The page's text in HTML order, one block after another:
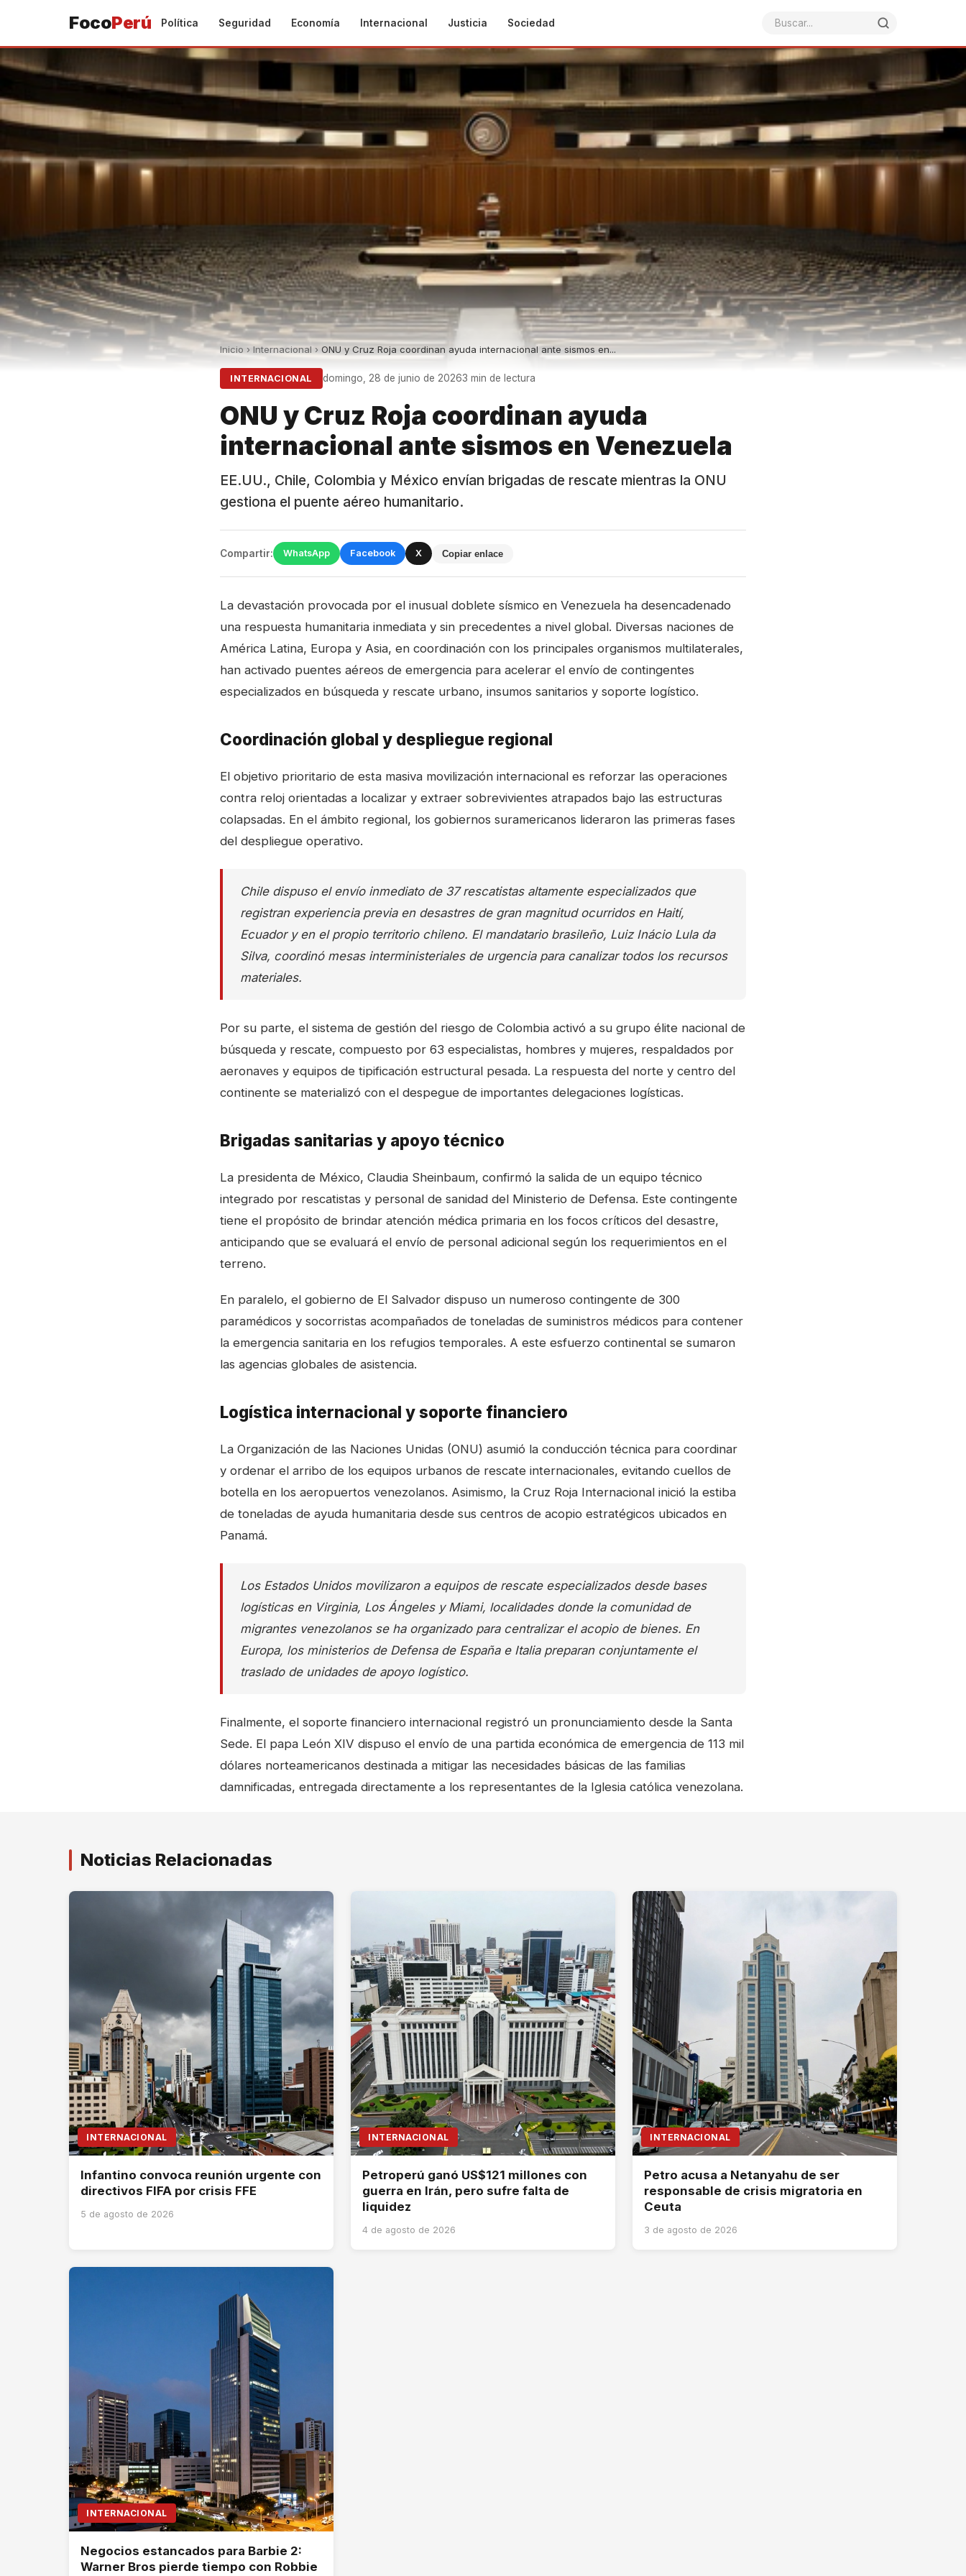
FocoPerú Política Seguridad Economía Internacional Justicia Sociedad
Inicio › Internacional › ONU y Cruz Roja coordinan ayuda internacional ante sismos en...
INTERNACIONAL domingo, 28 de junio de 20263 min de lectura
ONU y Cruz Roja coordinan ayuda
internacional ante sismos en Venezuela
EE.UU., Chile, Colombia y México envían brigadas de rescate mientras la ONU
gestiona el puente aéreo humanitario.
Compartir: WhatsApp Facebook X Copiar enlace
La devastación provocada por el inusual doblete sísmico en Venezuela ha desencadenado
una respuesta humanitaria inmediata y sin precedentes a nivel global. Diversas naciones de
América Latina, Europa y Asia, en coordinación con los principales organismos multilaterales,
han activado puentes aéreos de emergencia para acelerar el envío de contingentes
especializados en búsqueda y rescate urbano, insumos sanitarios y soporte logístico.
Coordinación global y despliegue regional
El objetivo prioritario de esta masiva movilización internacional es reforzar las operaciones
contra reloj orientadas a localizar y extraer sobrevivientes atrapados bajo las estructuras
colapsadas. En el ámbito regional, los gobiernos suramericanos lideraron las primeras fases
del despliegue operativo.
Chile dispuso el envío inmediato de 37 rescatistas altamente especializados que
registran experiencia previa en desastres de gran magnitud ocurridos en Haití,
Ecuador y en el propio territorio chileno. El mandatario brasileño, Luiz Inácio Lula da
Silva, coordinó mesas interministeriales de urgencia para canalizar todos los recursos
materiales.
Por su parte, el sistema de gestión del riesgo de Colombia activó a su grupo élite nacional de
búsqueda y rescate, compuesto por 63 especialistas, hombres y mujeres, respaldados por
aeronaves y equipos de tipificación estructural pesada. La respuesta del norte y centro del
continente se materializó con el despegue de importantes delegaciones logísticas.
Brigadas sanitarias y apoyo técnico
La presidenta de México, Claudia Sheinbaum, confirmó la salida de un equipo técnico
integrado por rescatistas y personal de sanidad del Ministerio de Defensa. Este contingente
tiene el propósito de brindar atención médica primaria en los focos críticos del desastre,
anticipando que se evaluará el envío de personal adicional según los requerimientos en el
terreno.
En paralelo, el gobierno de El Salvador dispuso un numeroso contingente de 300
paramédicos y socorristas acompañados de toneladas de suministros médicos para contener
la emergencia sanitaria en los refugios temporales. A este esfuerzo continental se sumaron
las agencias globales de asistencia.
Logística internacional y soporte financiero
La Organización de las Naciones Unidas (ONU) asumió la conducción técnica para coordinar
y ordenar el arribo de los equipos urbanos de rescate internacionales, evitando cuellos de
botella en los aeropuertos venezolanos. Asimismo, la Cruz Roja Internacional inició la estiba
de toneladas de ayuda humanitaria desde sus centros de acopio estratégicos ubicados en
Panamá.
Los Estados Unidos movilizaron a equipos de rescate especializados desde bases
logísticas en Virginia, Los Ángeles y Miami, localidades donde la comunidad de
migrantes venezolanos se ha organizado para centralizar el acopio de bienes. En
Europa, los ministerios de Defensa de España e Italia preparan conjuntamente el
traslado de unidades de apoyo logístico.
Finalmente, el soporte financiero internacional registró un pronunciamiento desde la Santa
Sede. El papa León XIV dispuso el envío de una partida económica de emergencia de 113 mil
dólares norteamericanos destinada a mitigar las necesidades básicas de las familias
damnificadas, entregada directamente a los representantes de la Iglesia católica venezolana.
Noticias Relacionadas
INTERNACIONAL
Infantino convoca reunión urgente con
directivos FIFA por crisis FFE
5 de agosto de 2026
INTERNACIONAL
Petroperú ganó US$121 millones con
guerra en Irán, pero sufre falta de
liquidez
4 de agosto de 2026
INTERNACIONAL
Petro acusa a Netanyahu de ser
responsable de crisis migratoria en
Ceuta
3 de agosto de 2026
INTERNACIONAL
Negocios estancados para Barbie 2:
Warner Bros pierde tiempo con Robbie